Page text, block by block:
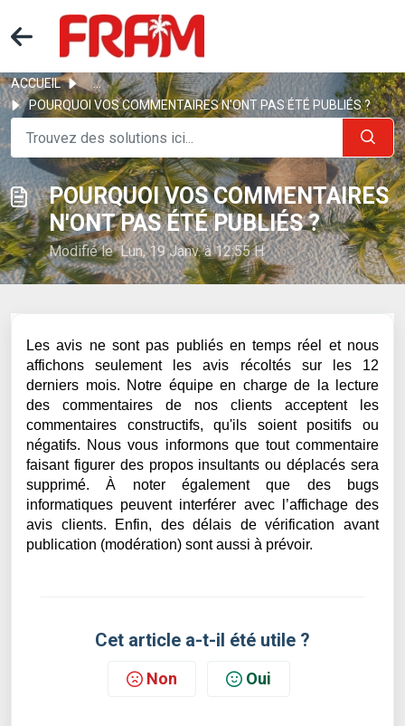
ACCUEIL
...
POURQUOI VOS COMMENTAIRES N'ONT PAS ÉTÉ PUBLIÉS ?
POURQUOI VOS COMMENTAIRES
N'ONT PAS ÉTÉ PUBLIÉS ?
Modifié le Lun, 19 Janv. à 12:55 H
Les avis ne sont pas publiés en temps réel et nous
affichons seulement les avis récoltés sur les 12
derniers mois. Notre équipe en charge de la lecture
des commentaires de nos clients acceptent les
commentaires constructifs, qu'ils soient positifs ou
négatifs. Nous vous informons que tout commentaire
faisant figurer des propos insultants ou déplacés sera
supprimé. À noter également que des bugs
informatiques peuvent interférer avec l’affichage des
avis clients. Enfin, des délais de vérification avant
publication (modération) sont aussi à prévoir.
Cet article a-t-il été utile ?
Non Oui